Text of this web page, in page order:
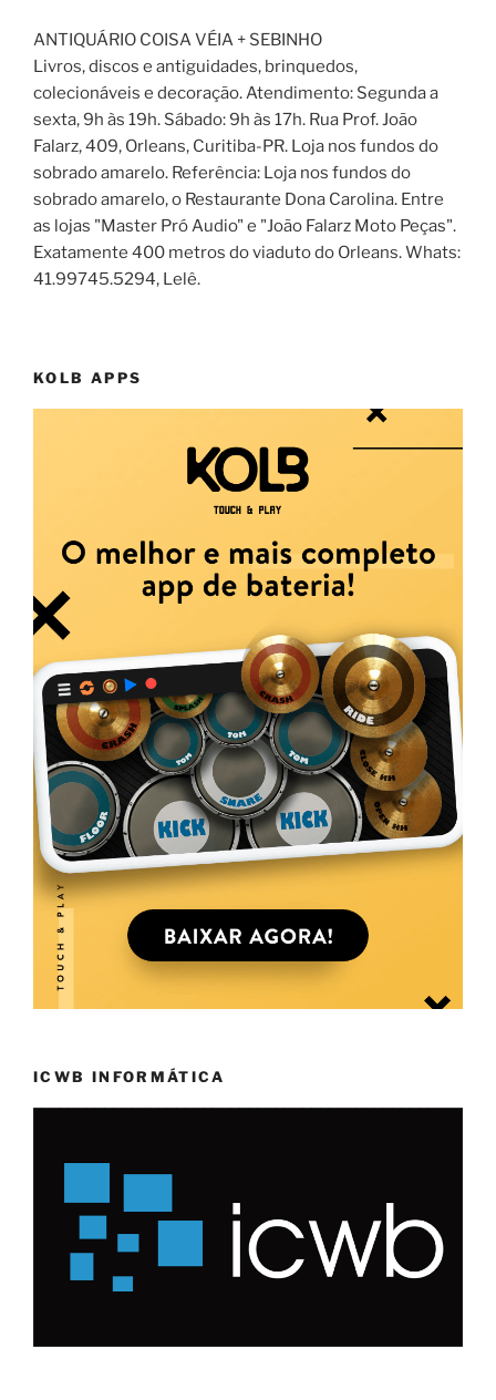
ANTIQUÁRIO COISA VÉIA + SEBINHO
Livros, discos e antiguidades, brinquedos,
colecionáveis e decoração. Atendimento: Segunda a
sexta, 9h às 19h. Sábado: 9h às 17h. Rua Prof. João
Falarz, 409, Orleans, Curitiba-PR. Loja nos fundos do
sobrado amarelo. Referência: Loja nos fundos do
sobrado amarelo, o Restaurante Dona Carolina. Entre
as lojas "Master Pró Audio" e "João Falarz Moto Peças".
Exatamente 400 metros do viaduto do Orleans. Whats:
41.99745.5294, Lelê.
KOLB APPS
ICWB INFORMÁTICA